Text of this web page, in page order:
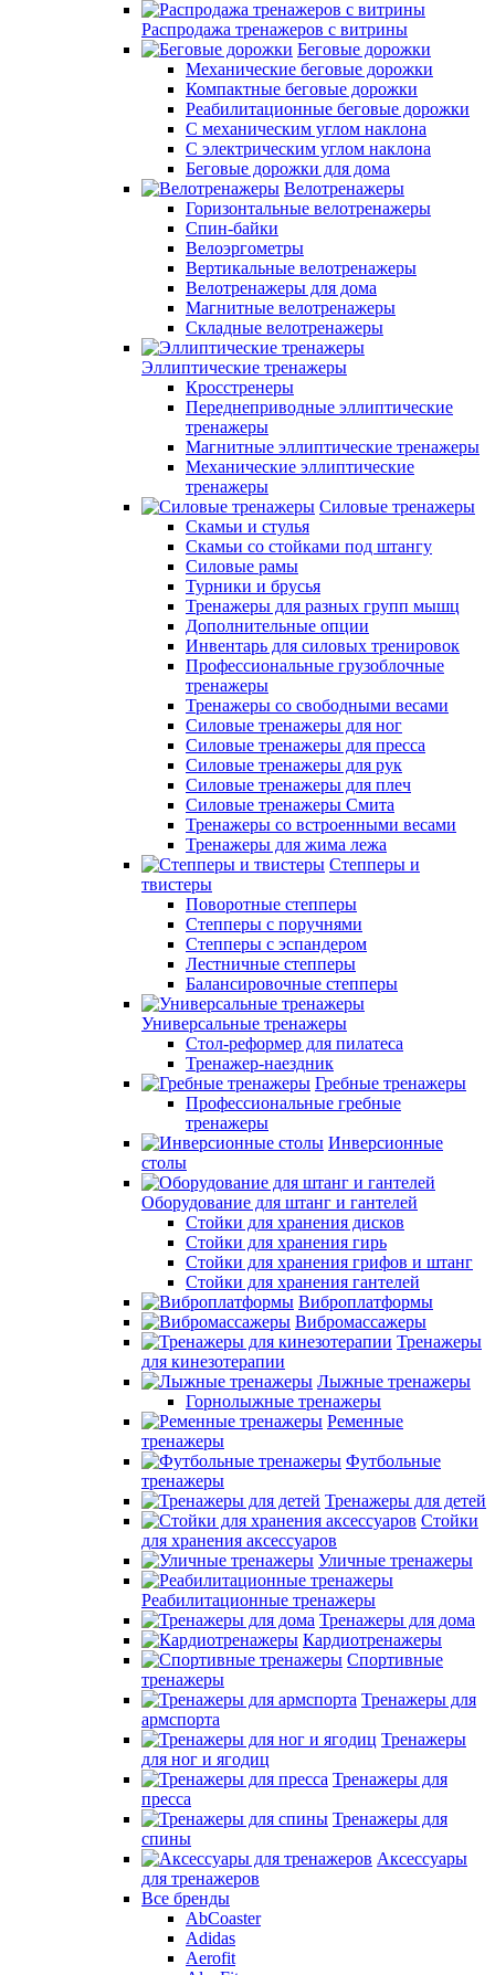
Распродажа тренажеров с витрины
Беговые дорожки
Механические беговые дорожки
Компактные беговые дорожки
Реабилитационные беговые дорожки
С механическим углом наклона
С электрическим углом наклона
Беговые дорожки для дома
Велотренажеры
Горизонтальные велотренажеры
Спин-байки
Велоэргометры
Вертикальные велотренажеры
Велотренажеры для дома
Магнитные велотренажеры
Складные велотренажеры
Эллиптические тренажеры
Кросстренеры
Переднеприводные эллиптические
тренажеры
Магнитные эллиптические тренажеры
Механические эллиптические
тренажеры
Силовые тренажеры
Скамьи и стулья
Скамьи со стойками под штангу
Силовые рамы
Турники и брусья
Тренажеры для разных групп мышц
Дополнительные опции
Инвентарь для силовых тренировок
Профессиональные грузоблочные
тренажеры
Тренажеры со свободными весами
Силовые тренажеры для ног
Силовые тренажеры для пресса
Силовые тренажеры для рук
Силовые тренажеры для плеч
Силовые тренажеры Смита
Тренажеры со встроенными весами
Тренажеры для жима лежа
Степперы и
твистеры
Поворотные степперы
Степперы с поручнями
Степперы с эспандером
Лестничные степперы
Балансировочные степперы
Универсальные тренажеры
Стол-реформер для пилатеса
Тренажер-наездник
Гребные тренажеры
Профессиональные гребные
тренажеры
Инверсионные
столы
Оборудование для штанг и гантелей
Стойки для хранения дисков
Стойки для хранения гирь
Стойки для хранения грифов и штанг
Стойки для хранения гантелей
Виброплатформы
Вибромассажеры
Тренажеры
для кинезотерапии
Лыжные тренажеры
Горнолыжные тренажеры
Ременные
тренажеры
Футбольные
тренажеры
Тренажеры для детей
Стойки
для хранения аксессуаров
Уличные тренажеры
Реабилитационные тренажеры
Тренажеры для дома
Кардиотренажеры
Спортивные
тренажеры
Тренажеры для
армспорта
Тренажеры
для ног и ягодиц
Тренажеры для
пресса
Тренажеры для
спины
Аксессуары
для тренажеров
Все бренды
AbCoaster
Adidas
Aerofit